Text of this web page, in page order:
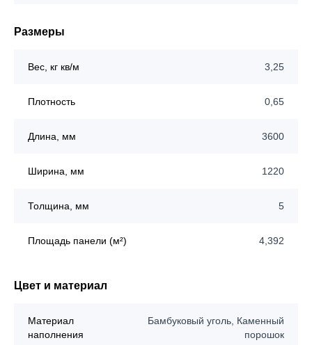
Размеры
Вес, кг кв/м 3,25
Плотность 0,65
Длина, мм 3600
Ширина, мм 1220
Толщина, мм 5
Площадь панели (м²) 4,392
Цвет и материал
Материал
наполнения
Бамбуковый уголь, Каменный
порошок